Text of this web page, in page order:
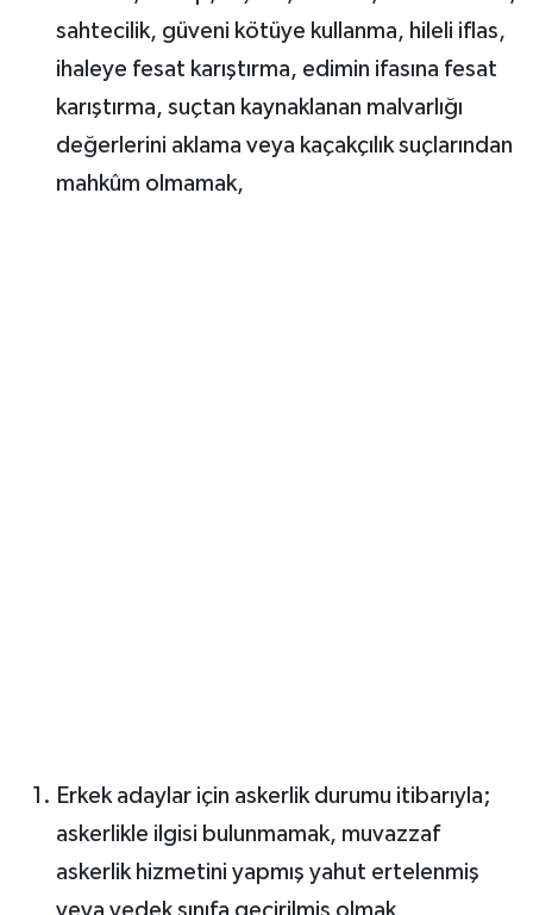
sahtecilik, güveni kötüye kullanma, hileli iflas,
ihaleye fesat karıştırma, edimin ifasına fesat
karıştırma, suçtan kaynaklanan malvarlığı
değerlerini aklama veya kaçakçılık suçlarından
mahkûm olmamak,
Erkek adaylar için askerlik durumu itibarıyla;
askerlikle ilgisi bulunmamak, muvazzaf
askerlik hizmetini yapmış yahut ertelenmiş